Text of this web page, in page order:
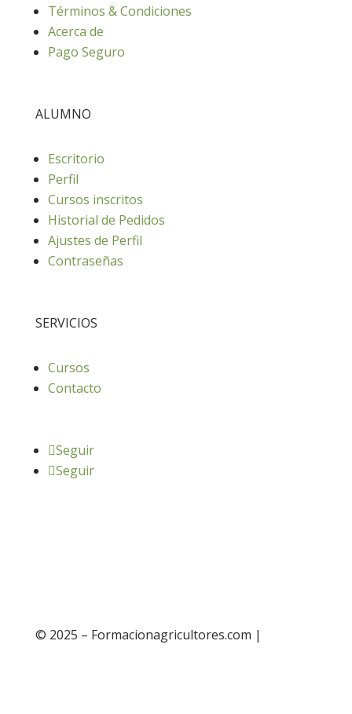
Términos & Condiciones
Acerca de
Pago Seguro
ALUMNO
Escritorio
Perfil
Cursos inscritos
Historial de Pedidos
Ajustes de Perfil
Contraseñas
SERVICIOS
Cursos
Contacto
Seguir
Seguir
© 2025 – Formacionagricultores.com |